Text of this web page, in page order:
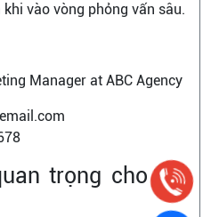
vào vòng phỏng vấn sâu.
Manager at ABC Agency
trọng cho CV